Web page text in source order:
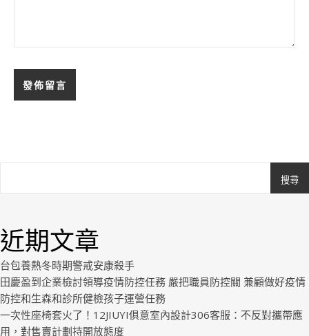
搜尋
近期文章
台包養熱冬時期警戒安康殺手
田慶盈到企業檢討領導疫情防控任務 嚴把職員防控關 兼顧做好疫情
防控和生森和診所健檢孩子運營任務
一次性座椅套火了！12JIUYI俱意室內設計306客服：不反對攜帶應
用，對售賣計劃持開放態度
Royal.